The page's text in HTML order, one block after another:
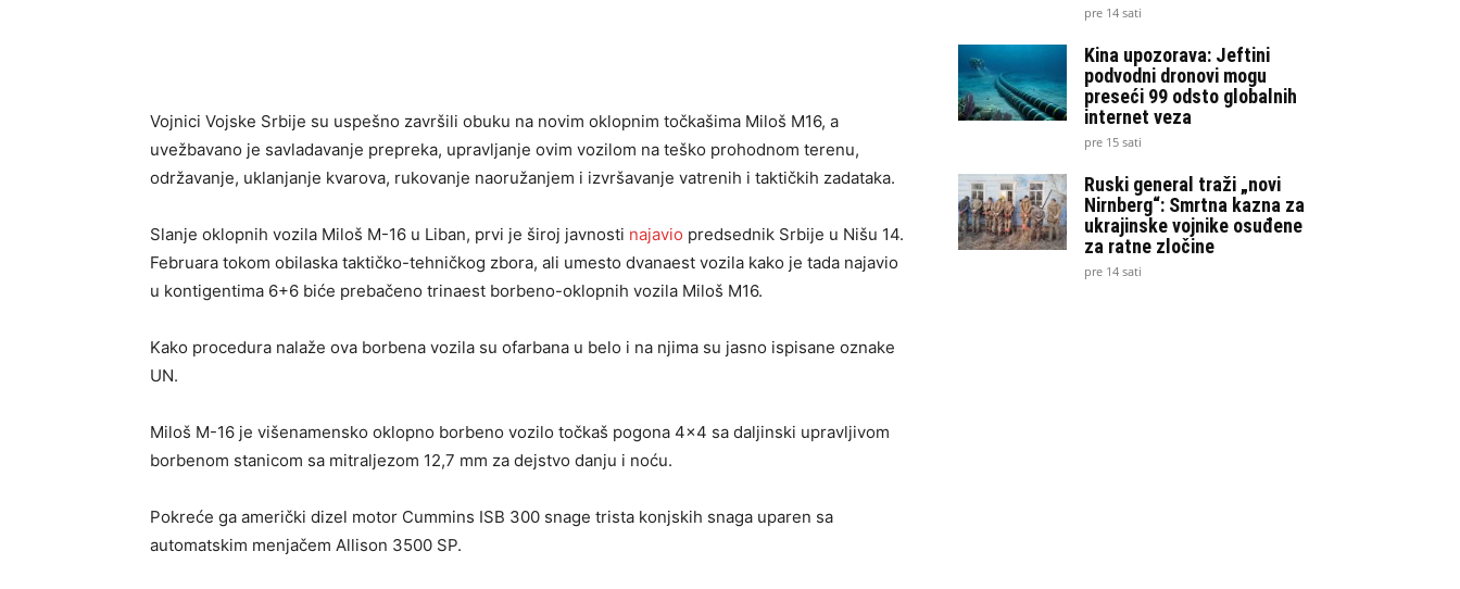
Vojnici Vojske Srbije su uspešno završili obuku na novim oklopnim točkašima Miloš M16, a
uvežbavano je savladavanje prepreka, upravljanje ovim vozilom na teško prohodnom terenu,
održavanje, uklanjanje kvarova, rukovanje naoružanjem i izvršavanje vatrenih i taktičkih zadataka.
Slanje oklopnih vozila Miloš M-16 u Liban, prvi je široj javnosti najavio predsednik Srbije u Nišu 14.
Februara tokom obilaska taktičko-tehničkog zbora, ali umesto dvanaest vozila kako je tada najavio
u kontigentima 6+6 biće prebačeno trinaest borbeno-oklopnih vozila Miloš M16.
Kako procedura nalaže ova borbena vozila su ofarbana u belo i na njima su jasno ispisane oznake
UN.
Miloš M-16 je višenamensko oklopno borbeno vozilo točkaš pogona 4×4 sa daljinski upravljivom
borbenom stanicom sa mitraljezom 12,7 mm za dejstvo danju i noću.
Pokreće ga američki dizel motor Cummins ISB 300 snage trista konjskih snaga uparen sa
automatskim menjačem Allison 3500 SP.
pre 14 sati
Kina upozorava: Jeftini
podvodni dronovi mogu
preseći 99 odsto globalnih
internet veza
pre 15 sati
Ruski general traži „novi
Nirnberg“: Smrtna kazna za
ukrajinske vojnike osuđene
za ratne zločine
pre 14 sati